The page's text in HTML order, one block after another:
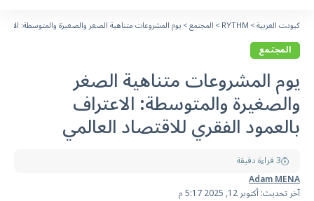
كيونت العربية>
RYTHM
>المجتمع>يوم المشروعات متناهية الصغر والصغيرة والمتوسطة:
المجتمع
يوم المشروعات متناهية الصغر
والصغيرة والمتوسطة: الاعتراف
بالعمود الفقري للاقتصاد العالمي
آخر تحديث: أكتوبر 12, 2025 5:17 م
Adam MENA
3 قراءة دقيقة